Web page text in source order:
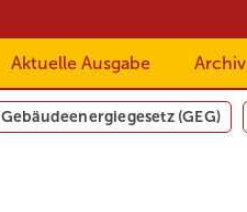
Aktuelle Ausgabe Archiv
Gebäudeenergiegesetz (GEG)